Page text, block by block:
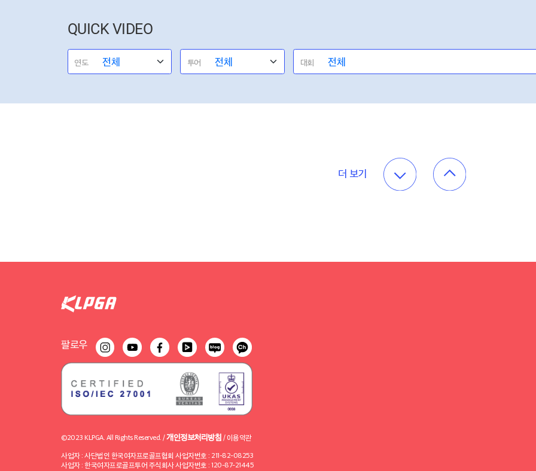
QUICK VIDEO
연도 투어 대회
더 보기
팔로우
©2023 KLPGA. All Rights Reserved. /개인정보처리방침 / 이용약관
사업자 : 사단법인 한국여자프로골프협회 사업자번호 : 211-82-08253
사업자 : 한국여자프로골프투어 주식회사 사업자번호 : 120-87-21445